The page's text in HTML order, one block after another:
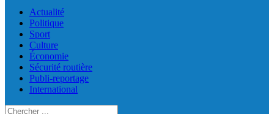
Actualité
Politique
Sport
Culture
Économie
Sécurité routière
Publi-reportage
International